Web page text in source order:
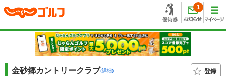
1
金砂郷カントリークラブ(詳細)
登録